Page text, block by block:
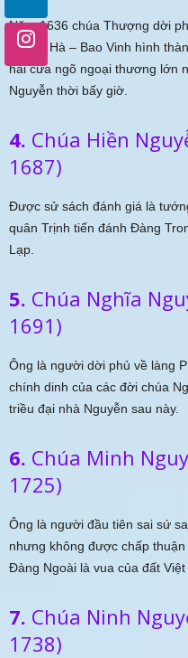
Năm 1636 chúa Thượng dời
Thanh Hà – Bao Vinh hình
hai cửa ngõ ngoại thương lớn
Nguyễn thời bấy giờ.
4. Chúa Hiền
1687)
Được sử sách đánh giá là
quân Trịnh tiến đánh Đàng
Lạp.
5. Chúa Nghĩa
1691)
Ông là người dời phủ về làng
chính dinh của các đời chúa
triều đại nhà Nguyễn sau này.
6. Chúa Minh
1725)
Ông là người đầu tiên sai sứ
nhưng không được chấp
Đàng Ngoài là vua của đất Việt
7. Chúa Ninh
1738)